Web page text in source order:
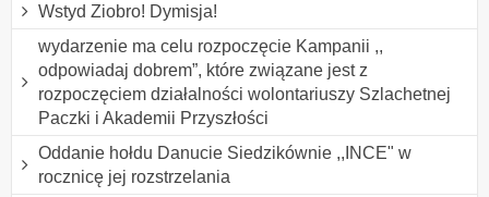
Wstyd Ziobro! Dymisja!
wydarzenie ma celu rozpoczęcie Kampanii ,,
odpowiadaj dobrem”, które związane jest z
rozpoczęciem działalności wolontariuszy Szlachetnej
Paczki i Akademii Przyszłości
Oddanie hołdu Danucie Siedzikównie ,,INCE" w
rocznicę jej rozstrzelania